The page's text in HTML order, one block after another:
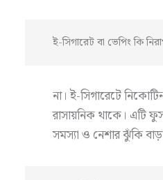
ই-সিগারেট বা ভেপিং কি
না। ই-সিগারেটে
রাসায়নিক থাকে। এটি
সমস্যা ও নেশার ঝুঁকি